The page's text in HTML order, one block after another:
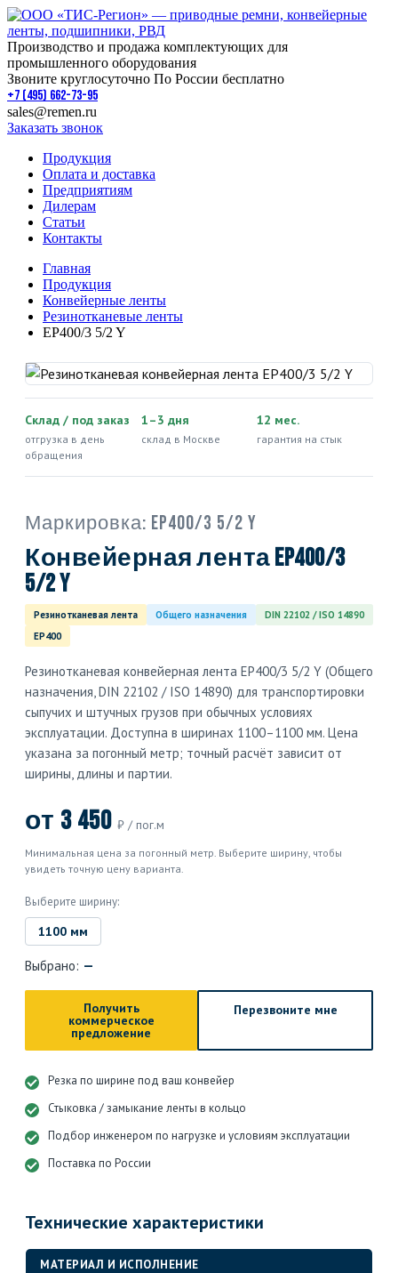
Производство и продажа комплектующих для
промышленного оборудования
Звоните круглосуточно По России бесплатно
+7 (495) 662-73-95
sales@remen.ru
Заказать звонок
Продукция
Оплата и доставка
Предприятиям
Дилерам
Статьи
Контакты
Главная
Продукция
Конвейерные ленты
Резинотканевые ленты
EP400/3 5/2 Y
Склад / под заказ
отгрузка в день
обращения
1–3 дня
склад в Москве
12 мес.
гарантия на стык
Маркировка: EP400/3 5/2 Y
Конвейерная лента EP400/3
5/2 Y
Резинотканевая лента Общего назначения
DIN 22102 / ISO 14890
EP400
Резинотканевая конвейерная лента EP400/3 5/2 Y (Общего
назначения, DIN 22102 / ISO 14890) для транспортировки
сыпучих и штучных грузов при обычных условиях
эксплуатации. Доступна в ширинах 1100–1100 мм. Цена
указана за погонный метр; точный расчёт зависит от
ширины, длины и партии.
от 3 450 ₽ / пог.м
Минимальная цена за погонный метр. Выберите ширину, чтобы
увидеть точную цену варианта.
Выберите ширину:
1100 мм
Выбрано: —
Получить
коммерческое
предложение
Перезвоните мне
Резка по ширине под ваш конвейер
Стыковка / замыкание ленты в кольцо
Подбор инженером по нагрузке и условиям эксплуатации
Поставка по России
Технические характеристики
МАТЕРИАЛ И ИСПОЛНЕНИЕ